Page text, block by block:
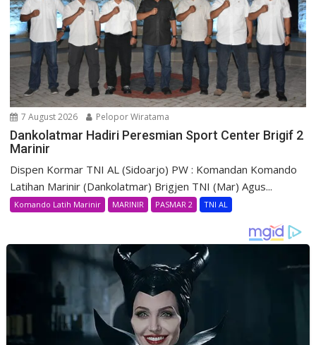
7 August 2026 Pelopor Wiratama
Dankolatmar Hadiri Peresmian Sport Center Brigif 2
Marinir
Dispen Kormar TNI AL (Sidoarjo) PW : Komandan Komando
Latihan Marinir (Dankolatmar) Brigjen TNI (Mar) Agus...
Komando Latih Marinir MARINIR PASMAR 2 TNI AL